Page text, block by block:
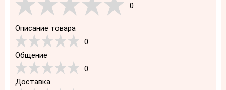
0
Описание товара
0
Общение
0
Доставка